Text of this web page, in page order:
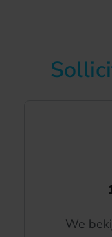
We